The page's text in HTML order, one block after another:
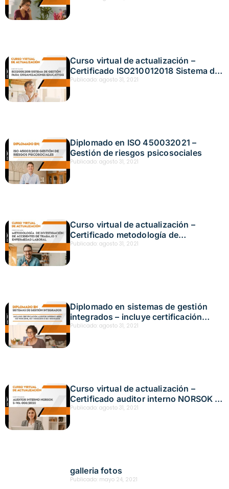
Curso virtual de actualización –
Certificado ISO210012018 Sistema de
gestión para organizaciones
Publicado: agosto 31, 2021
Diplomado en ISO 450032021 –
Gestión de riesgos psicosociales
Publicado: agosto 31, 2021
Curso virtual de actualización –
Certificado metodología de
investigación de accidentes de trabajo
Publicado: agosto 31, 2021
Diplomado en sistemas de gestión
integrados – incluye certificación
auditor interno HSEQ – ISO 90012015,
Publicado: agosto 31, 2021
Curso virtual de actualización –
Certificado auditor interno NORSOK S-
WA-0062020
Publicado: agosto 31, 2021
galleria fotos
Publicado: mayo 24, 2021